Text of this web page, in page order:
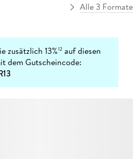
Alle 3 Formate
zusätzlich 13%12 auf diesen
dem Gutscheincode: